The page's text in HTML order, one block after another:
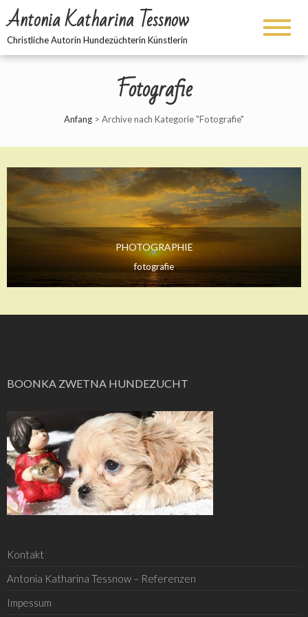
Antonia Katharina Tessnow
Christliche Autorin Hundezüchterin Künstlerin
Fotografie
Anfang > Archive nach Kategorie "Fotografie"
PHOTOGRAPHIE
fotografie
BOONKA ZWETNA HUNDEZUCHT
Kontakt
Antonia Katharina Tessnow – Referenzen
Impessum